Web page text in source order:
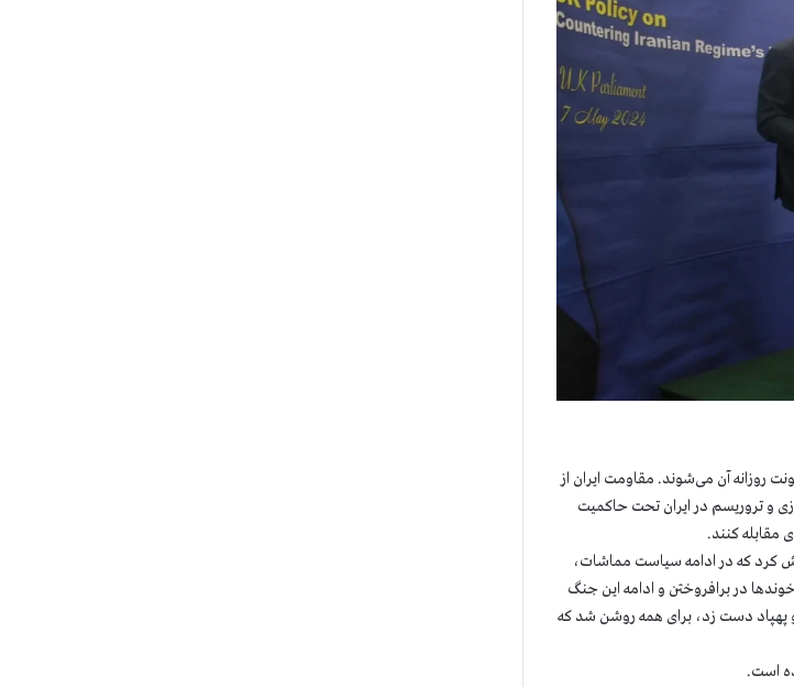
روزانه آن می‌شوند. مقاومت ایران از
و تروریسم در ایران تحت حاکمیت
مقابله کنند.
کرد که در ادامه سیاست مماشات،
در برافروختن و ادامه این جنگ
پهپاد دست زد، برای همه روشن شد که
است.